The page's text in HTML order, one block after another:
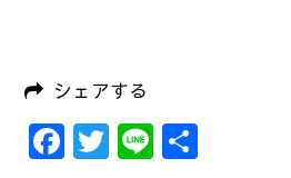
シェアする
Facebook
Twitter
Line